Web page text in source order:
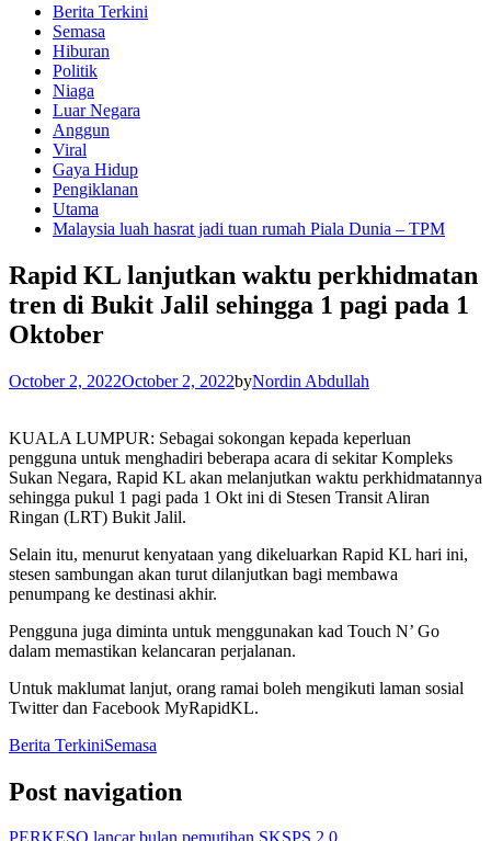
Berita Terkini
Semasa
Hiburan
Politik
Niaga
Luar Negara
Anggun
Viral
Gaya Hidup
Pengiklanan
Utama
Malaysia luah hasrat jadi tuan rumah Piala Dunia – TPM
Rapid KL lanjutkan waktu perkhidmatan
tren di Bukit Jalil sehingga 1 pagi pada 1
Oktober
October 2, 2022October 2, 2022byNordin Abdullah
KUALA LUMPUR: Sebagai sokongan kepada keperluan
pengguna untuk menghadiri beberapa acara di sekitar Kompleks
Sukan Negara, Rapid KL akan melanjutkan waktu perkhidmatannya
sehingga pukul 1 pagi pada 1 Okt ini di Stesen Transit Aliran
Ringan (LRT) Bukit Jalil.
Selain itu, menurut kenyataan yang dikeluarkan Rapid KL hari ini,
stesen sambungan akan turut dilanjutkan bagi membawa
penumpang ke destinasi akhir.
Pengguna juga diminta untuk menggunakan kad Touch N’ Go
dalam memastikan kelancaran perjalanan.
Untuk maklumat lanjut, orang ramai boleh mengikuti laman sosial
Twitter dan Facebook MyRapidKL.
Berita TerkiniSemasa
Post navigation